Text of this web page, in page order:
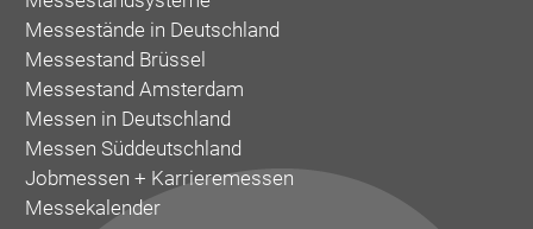
Messestände in Deutschland
Messestand Brüssel
Messestand Amsterdam
Messen in Deutschland
Messen Süddeutschland
Jobmessen + Karrieremessen
Messekalender